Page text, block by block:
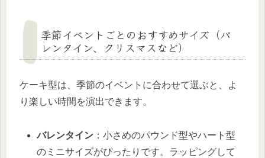
季節イベントごとのおすすめサイズ（バ
レンタイン、クリスマスなど）
ケーキ型は、季節のイベントに合わせて選ぶと、よ
り楽しい時間を演出できます。
バレンタイン ：小さめのパウンド型やハート型
のミニサイズがぴったりです。ラッピングして